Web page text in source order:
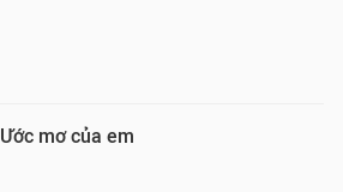
Ước mơ của em